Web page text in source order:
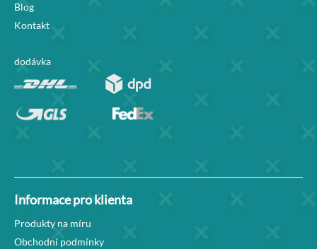
Blog
Kontakt
dodávka
Informace pro klienta
Produkty na míru
Obchodní podmínky